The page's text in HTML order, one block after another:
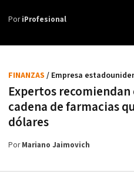
PoriProfesional
Expertos recomiendan
cadena de farmacias
dólares
FINANZAS / Empresa
PorMariano Jaimovich